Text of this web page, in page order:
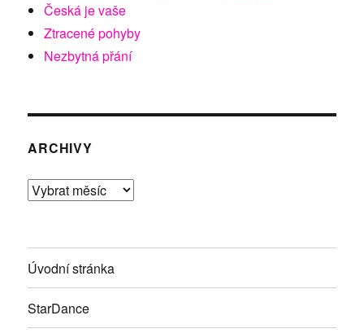
Česká je vaše
Ztracené pohyby
Nezbytná přání
ARCHIVY
Archivy
Úvodní stránka
StarDance